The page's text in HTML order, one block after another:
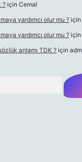
? için Cemal
yardımcı olur mu ? için
yardımcı olur mu ? için
anlamı TDK ? için